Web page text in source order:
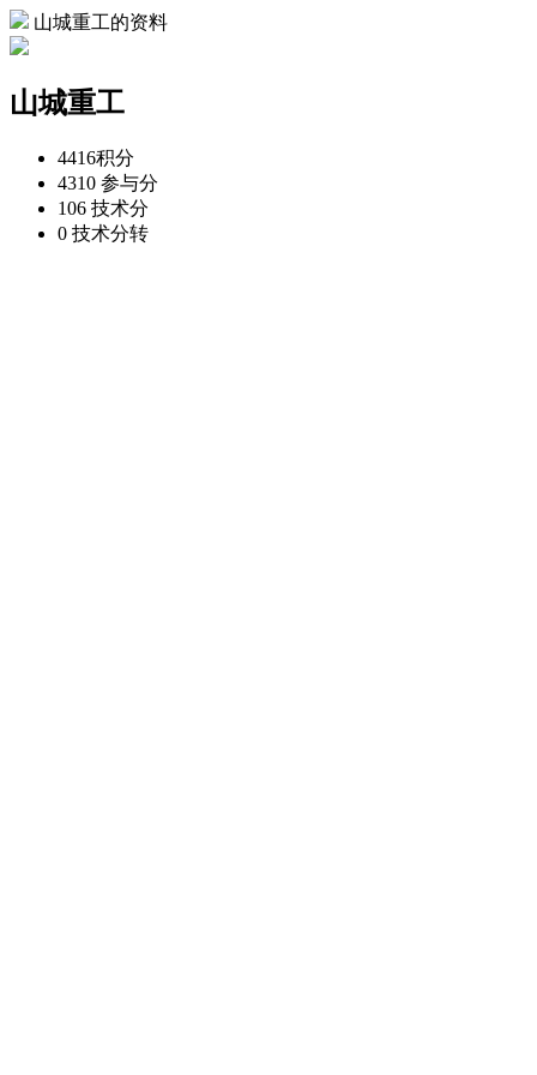
山城重工的资料
山城重工
4416积分
4310 参与分
106 技术分
0 技术分转